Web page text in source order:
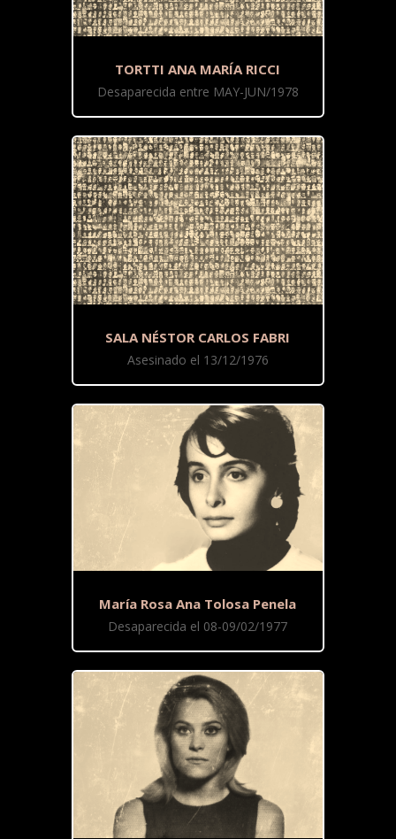
TORTTI ANA MARÍA RICCI
Desaparecida entre MAY-JUN/1978
SALA NÉSTOR CARLOS FABRI
Asesinado el 13/12/1976
María Rosa Ana Tolosa Penela
Desaparecida el 08-09/02/1977